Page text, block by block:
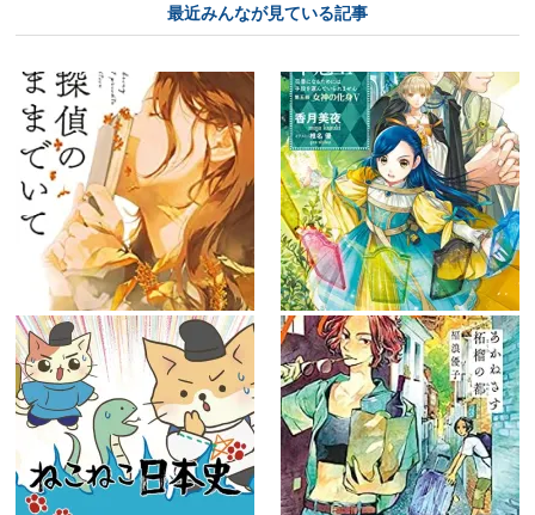
最近みんなが見ている記事